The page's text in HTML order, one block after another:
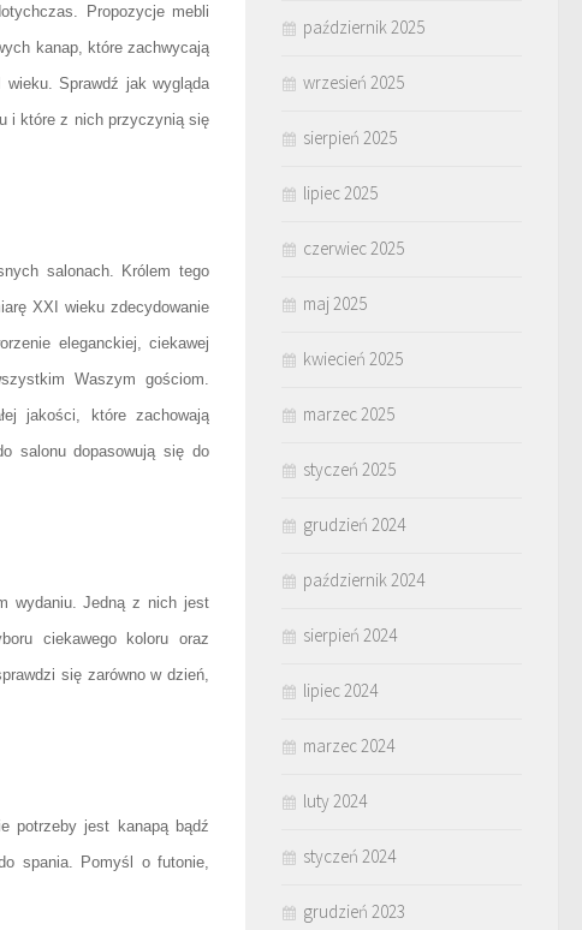
Propozycje mebli
kanap, które zachwycają
Sprawdź jak wygląda
i które z nich przyczynią się
salonach. Królem tego
XXI wieku zdecydowanie
eleganckiej, ciekawej
Waszym gościom.
jakości, które zachowają
salonu dopasowują się do
wydaniu. Jedną z nich jest
ciekawego koloru oraz
się zarówno w dzień,
potrzeby jest kanapą bądź
spania. Pomyśl o futonie,
październik 2025
wrzesień 2025
sierpień 2025
lipiec 2025
czerwiec 2025
maj 2025
kwiecień 2025
marzec 2025
styczeń 2025
grudzień 2024
październik 2024
sierpień 2024
lipiec 2024
marzec 2024
luty 2024
styczeń 2024
grudzień 2023